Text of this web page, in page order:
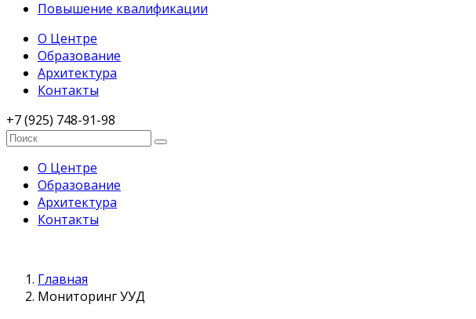
Повышение квалификации
О Центре
Образование
Архитектура
Контакты
+7 (925) 748-91-98
О Центре
Образование
Архитектура
Контакты
Главная
Мониторинг УУД